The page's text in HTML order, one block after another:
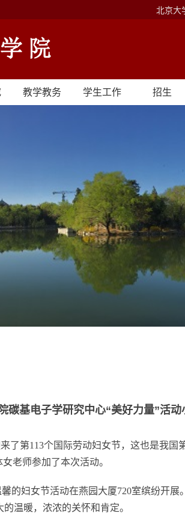
北京大
教学教务 学生工作 招生
碳基电子学研究中心“美好力量”活动
了第113个国际劳动妇女节，这也是我
老师参加了本次活动。
的妇女节活动在燕园大厦720室缤纷开
温暖，浓浓的关怀和肯定。